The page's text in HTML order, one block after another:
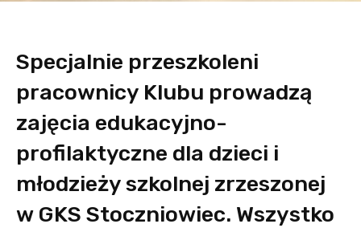
Specjalnie przeszkoleni
pracownicy Klubu prowadzą
zajęcia edukacyjno-
profilaktyczne dla dzieci i
młodzieży szkolnej zrzeszonej
w GKS Stoczniowiec. Wszystko